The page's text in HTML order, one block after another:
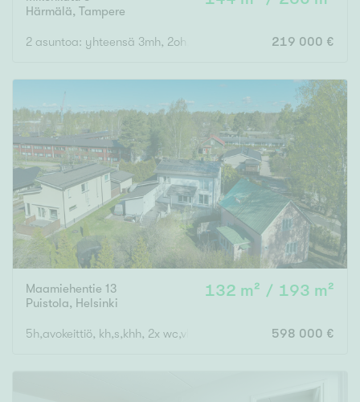
Härmälä, Tampere
2 asuntoa: yhteensä 3mh, 2oh, 2k, 3wc, ph, s, varastoja,
219 000 €
Maamiehentie 13
Puistola, Helsinki
132 m² / 193 m²
5h,avokeittiö, kh,s,khh, 2x wc,vh, terassi, ransk. parveke,
598 000 €